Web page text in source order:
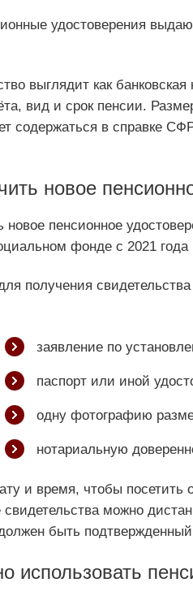
удостоверения
выглядит как
вид и срок пенсии.
содержаться в справке
новое
новое пенсионное
фонде с 2021
получения
заявление по
паспорт или иной
одну фотографию
нотариальную
и время, чтобы
можно
быть подтвержденный
использовать